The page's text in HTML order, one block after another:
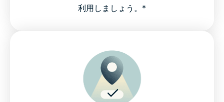
利用しましょう。*